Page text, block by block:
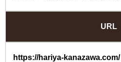
URL
https://hariya-kanazawa.com/